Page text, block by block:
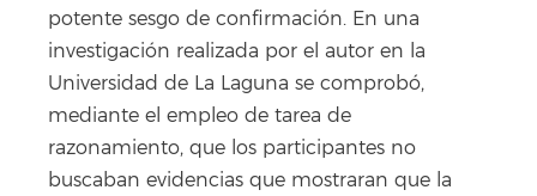
potente sesgo de confirmación. En una
investigación realizada por el autor en la
Universidad de La Laguna se comprobó,
mediante el empleo de tarea de
razonamiento, que los participantes no
buscaban evidencias que mostraran que la